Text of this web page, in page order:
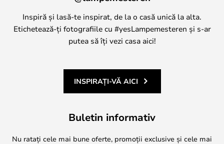
Inspiră și lasă-te inspirat, de la o casă unică la alta.
Etichetează-ți fotografiile cu #yesLampemesteren și s-ar
putea să îți vezi casa aici!
INSPIRAȚI-VĂ AICI
Buletin informativ
Nu ratați cele mai bune oferte, promoții exclusive și cele mai